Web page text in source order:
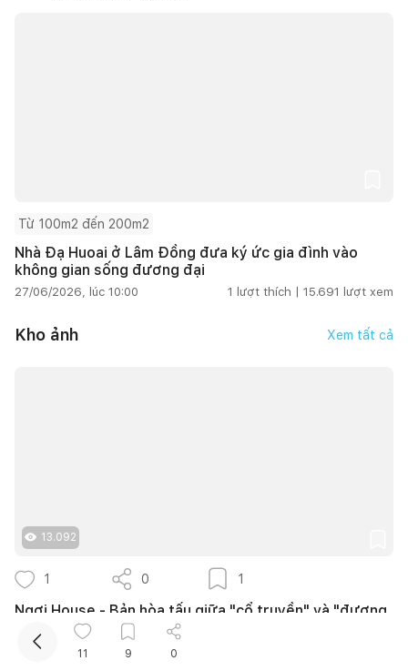
Từ 100m2 đến 200m2
Nhà Đạ Huoai ở Lâm Đồng đưa ký ức gia đình vào
không gian sống đương đại
27/06/2026, lúc 10:00 1 lượt thích | 15.691 lượt xem
Kho ảnh Xem tất cả
13.092
1 0 1
Ngơi House - Bản hòa tấu giữa "cổ truyền" và "đương
HIEUHOUSE
11 9 0